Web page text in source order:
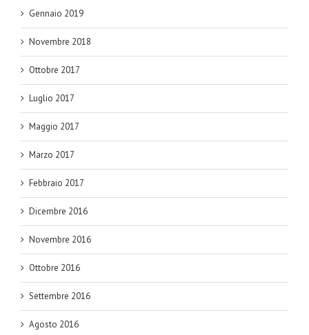
Gennaio 2019
Novembre 2018
Ottobre 2017
Luglio 2017
Maggio 2017
Marzo 2017
Febbraio 2017
Dicembre 2016
Novembre 2016
Ottobre 2016
Settembre 2016
Agosto 2016